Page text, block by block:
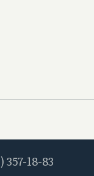
357-18-83